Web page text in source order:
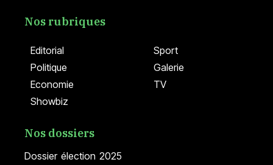
Editorial
Politique
Economie
Showbiz
Sport
Galerie
TV
Nos rubriques
Dossier élection 2025
Nos dossiers